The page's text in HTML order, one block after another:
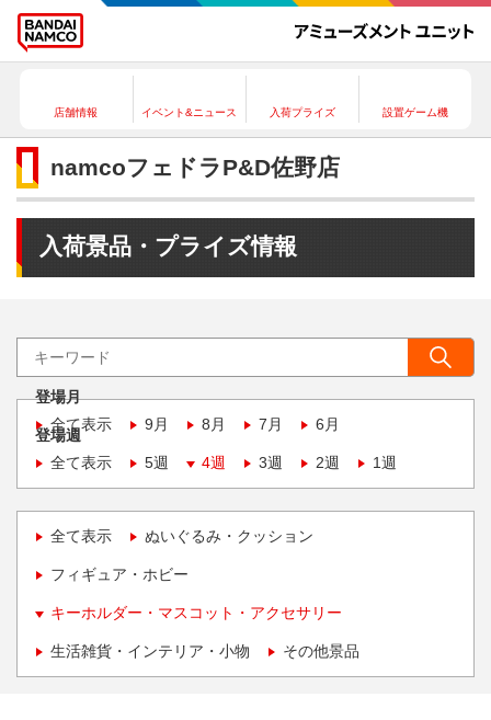
店舗情報 イベント&ニュース 入荷プライズ 設置ゲーム機
namcoフェドラP&D佐野店
入荷景品・プライズ情報
登場月
全て表示
9月 8月 7月 6月
登場週
全て表示
5週 4週 3週 2週 1週
全て表示 ぬいぐるみ・クッション
フィギュア・ホビー
キーホルダー・マスコット・アクセサリー
生活雑貨・インテリア・小物 その他景品